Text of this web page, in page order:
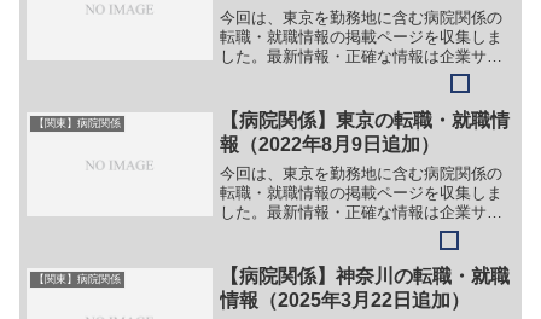
今回は、東京を勤務地に含む病院関係の
転職・就職情報の掲載ページを収集しま
した。最新情報・正確な情報は企業サイ
トでご確認ください。①【会社名】一般
財団法人 健康医学協会【職務】＞＞
（１）産業医＞＞（２）専門医＞＞
（３）保健師＞＞（４）看護師＞...
【関東】病院関係
【病院関係】東京の転職・就職情
報（2022年8月9日追加）
今回は、東京を勤務地に含む病院関係の
転職・就職情報の掲載ページを収集しま
した。最新情報・正確な情報は企業サイ
トでご確認ください。①【会社名】医療
法人啓仁会 吉祥寺南病院【職務】＞＞
（１）医師（脳神経外科）＞＞（２）医
師（整形外科）＞＞（３）...
【関東】病院関係
【病院関係】神奈川の転職・就職
情報（2025年3月22日追加）